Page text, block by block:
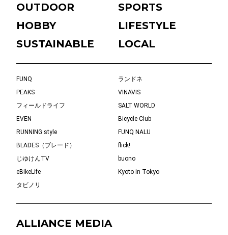
OUTDOOR
SPORTS
HOBBY
LIFESTYLE
SUSTAINABLE
LOCAL
FUNQ
ランドネ
PEAKS
VINAVIS
フィールドライフ
SALT WORLD
EVEN
Bicycle Club
RUNNING style
FUNQ NALU
BLADES（ブレード）
flick!
じゆけんTV
buono
eBikeLife
Kyoto in Tokyo
タビノリ
ALLIANCE MEDIA